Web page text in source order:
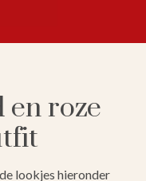
en roze
lookjes hieronder